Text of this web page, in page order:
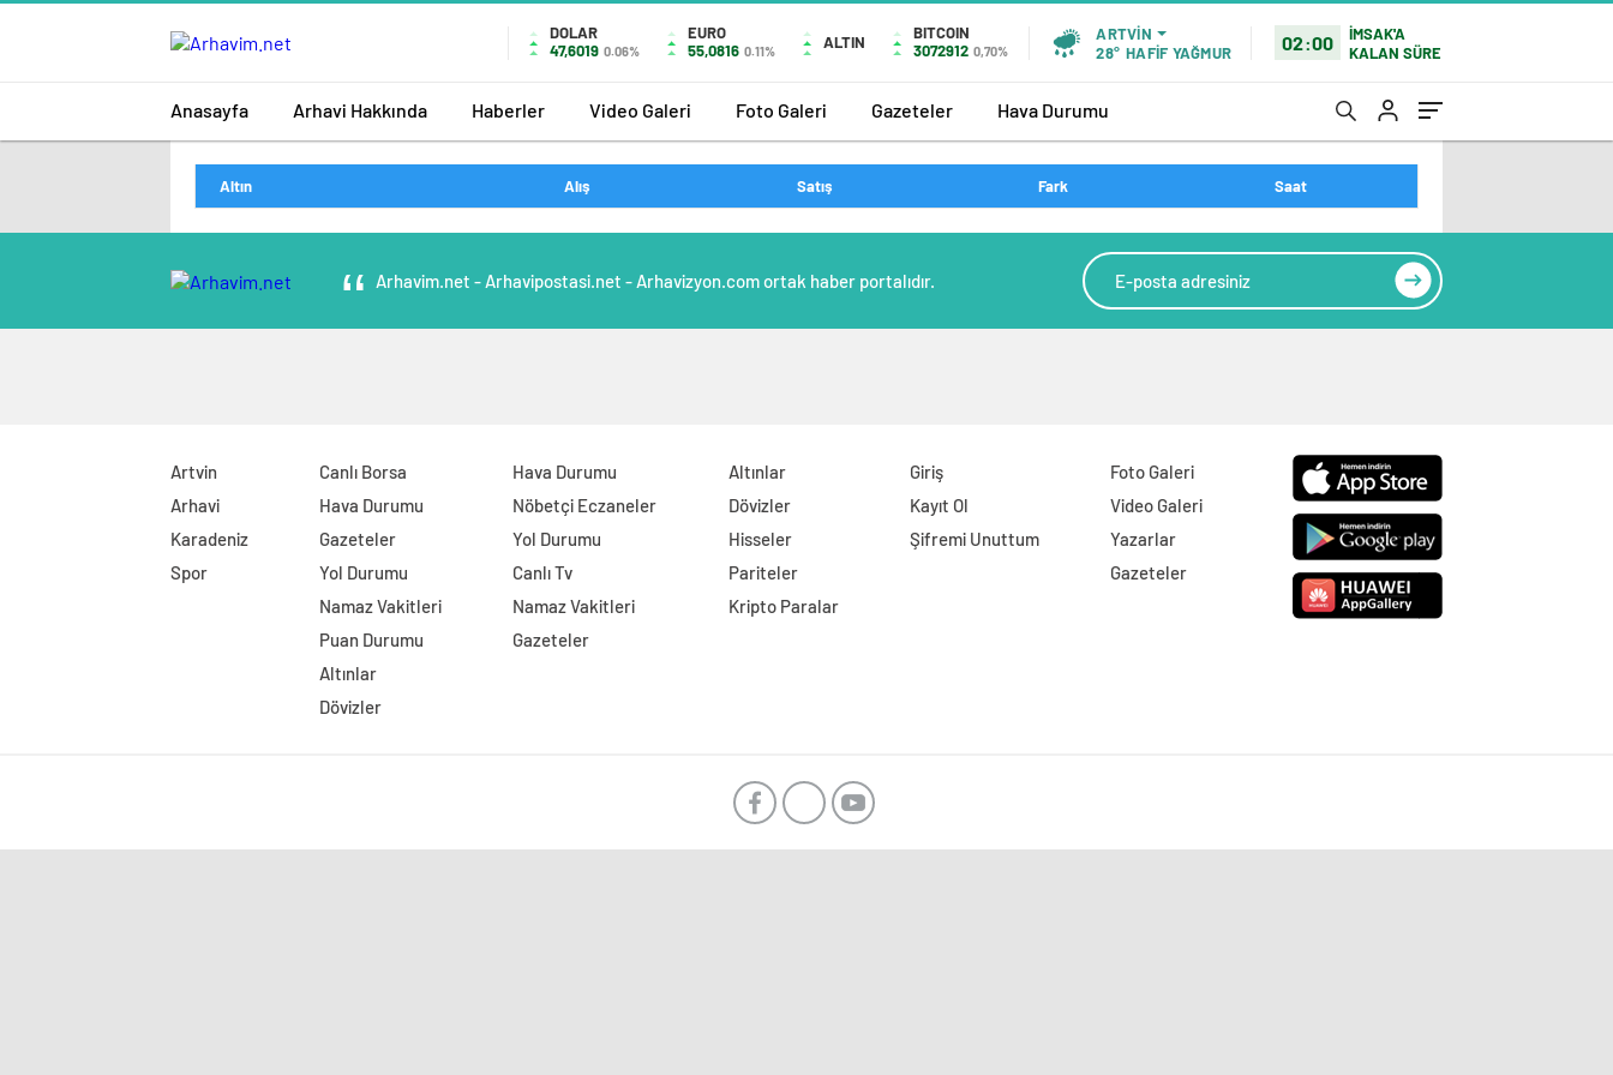
DOLAR
47,6019 0.06%
EURO
55,0816 0.11% ALTIN
BITCOIN
3072912 0,70%
ARTVIN
28° HAFİF YAĞMUR 02:00
İMSAK'A
KALAN SÜRE
Anasayfa Arhavi Hakkında Haberler Video Galeri Foto Galeri Gazeteler Hava Durumu
Altın Alış Satış Fark Saat
Arhavim.net - Arhavipostasi.net - Arhavizyon.com ortak haber portalıdır.
Artvin
Arhavi
Karadeniz
Spor
Canlı Borsa
Hava Durumu
Gazeteler
Yol Durumu
Namaz Vakitleri
Puan Durumu
Altınlar
Dövizler
Hava Durumu
Nöbetçi Eczaneler
Yol Durumu
Canlı Tv
Namaz Vakitleri
Gazeteler
Altınlar
Dövizler
Hisseler
Pariteler
Kripto Paralar
Giriş
Kayıt Ol
Şifremi Unuttum
Foto Galeri
Video Galeri
Yazarlar
Gazeteler